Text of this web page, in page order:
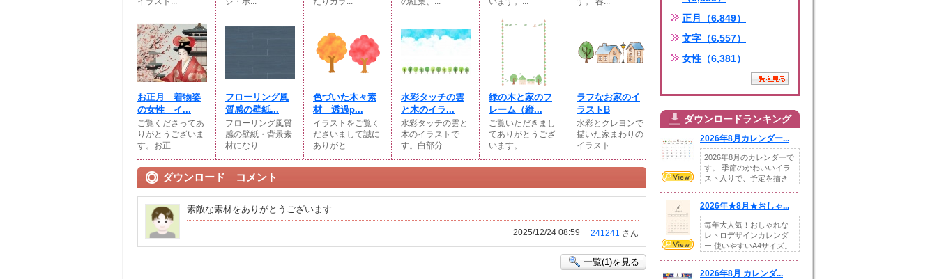
お正月 着物姿
の女性 イ...
ご覧くださってあ
りがとうございま
す。お正...
フローリング風
質感の壁紙...
フローリング風質
感の壁紙・背景素
材になり...
色づいた木々素
材 透過p...
イラストをご覧く
ださいまして誠に
ありがと...
水彩タッチの雲
と木のイラ...
水彩タッチの雲と
木のイラストで
す。白部分...
緑の木と家のフ
レーム（縦...
ご覧いただきまし
てありがとうござ
います。...
ラフなお家のイ
ラストB
水彩とクレヨンで
描いた家まわりの
イラスト...
ダウンロード コメント
素敵な素材をありがとうございます
241241 さん
2025/12/24 08:59
一覧(1)を見る
正月（6,849）
文字（6,557）
女性（6,381）
ダウンロードランキング
2026年8月カレンダー...
2026年8月のカレンダーで
す。 季節のかわいいイラ
スト入りで、予定を描き
2026年★8月★おしゃ...
毎年大人気！おしゃれな
レトロデザインカレンダ
ー 使いやすいA4サイズ。
2026年8月 カレンダ...